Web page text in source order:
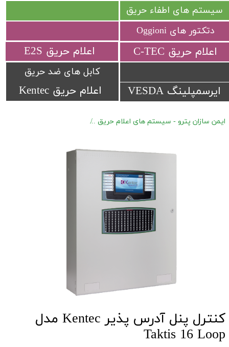
اعلام حریق Kentec
​اعلام حریق C-TEC​​​​​​​ ​اعلام حریق E2S
ایرسمپلینگ VESDA
سیستم های اطفاء حریق
کابل های ضد حریق
دتکتور های Oggioni
ایمن سازان پترو - سیستم های اعلام حریق
کنترل پنل آدرس پذیر Kentec مدل
Taktis 16 Loop